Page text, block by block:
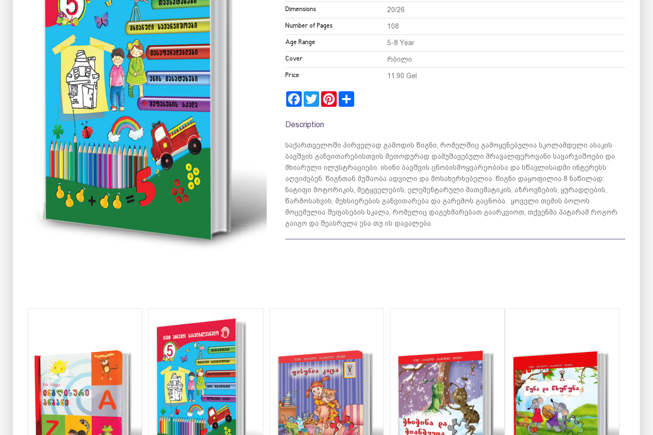
Dimensions 20/26
Number of Pages 108
Age Range 5-8 Year
Cover რბილი
Price 11.90 Gel
Facebook
TwitterPinterest
Description
საქართველოში პირველად გამოდის წიგნი, რომელშიც გამოყენებულია სკოლამდელი ასაკის
ბავშვის განვითარებისთვის მეთოდურად დამუშავებული მრავალფეროვანი სავარჯიშოები და
მხიარული ილუსტრაციები. ისინი ბავშვის ცნობისმოყვარეობისა და სწავლისადმი ინტერესს
აღვიძებენ. წიგნთან მუშაობა ადვილი და მოსახერხებელია. წიგნი დაყოფილია 8 ნაწილად:
ნატიფი მოტორიკის, მეტყველების, ელემენტარული მათემატიკის, აზროვნების, ყურადღების,
წარმოსახვის, მეხსიერების განვითარება და გარემოს გაცნობა. ყოველი თემის ბოლოს
მოცემულია შეფასების სკალა, რომელიც დაგეხმარებათ გაარკვიოთ, თქვენმა პატარამ როგორ
გაიგო და შეასრულა ესა თუ ის დავალება.